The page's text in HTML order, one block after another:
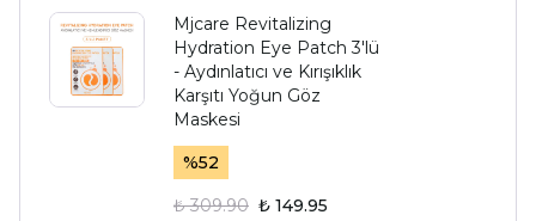
Mjcare Revitalizing
Hydration Eye Patch 3'lü
- Aydınlatıcı ve Kırışıklık
Karşıtı Yoğun Göz
Maskesi
%52
₺ 309.90 ₺ 149.95